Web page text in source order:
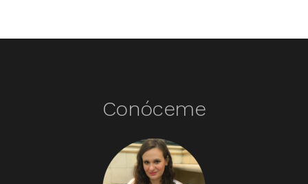
Conóceme